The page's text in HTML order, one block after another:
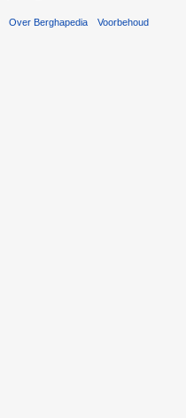
Over Berghapedia Voorbehoud